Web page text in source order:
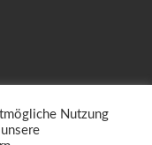
Nutzung